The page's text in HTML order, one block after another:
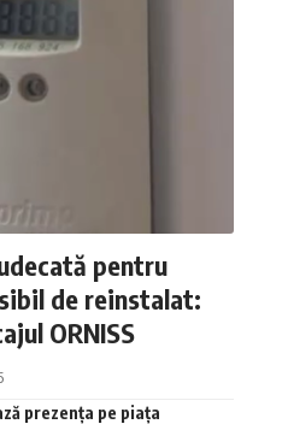
pentru
de reinstalat:
ORNISS
prezența pe piața